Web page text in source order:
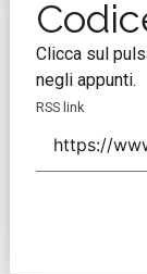
Clicca sul
negli appunti.
RSS link